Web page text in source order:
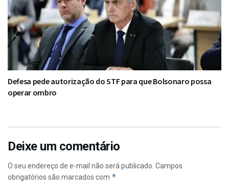
Defesa pede autorização do STF para que Bolsonaro possa
operar ombro
Deixe um comentário
O seu endereço de e-mail não será publicado. Campos
obrigatórios são marcados com *